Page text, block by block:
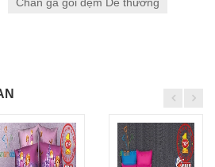
Chăn ga gối đệm Dễ thương